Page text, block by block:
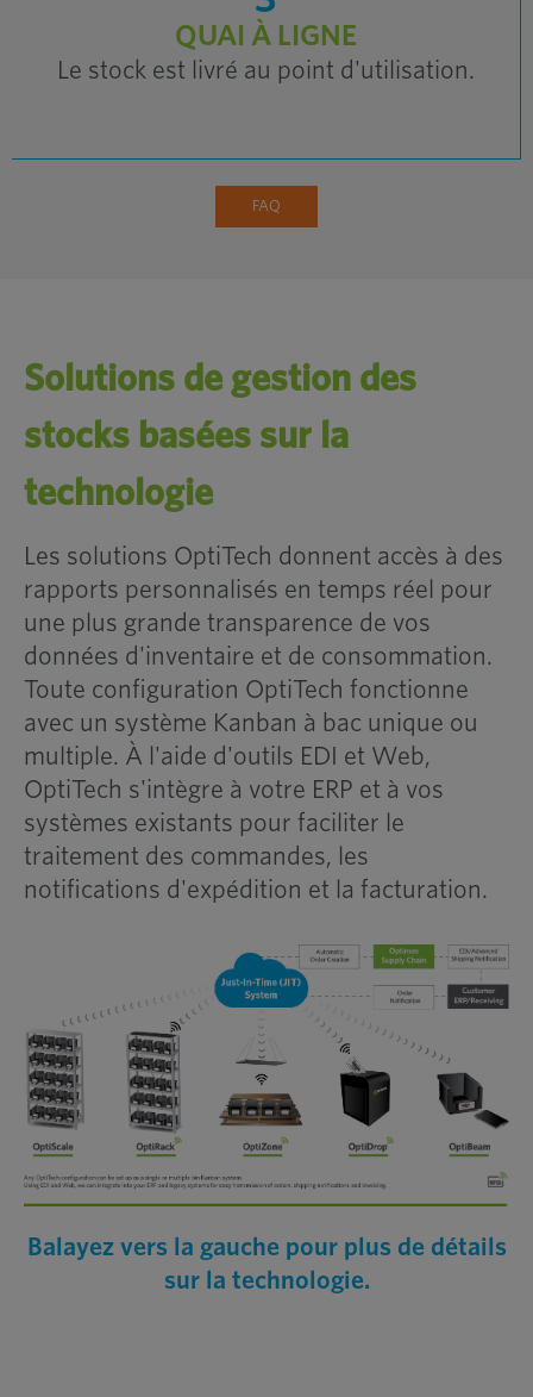
QUAI À LIGNE
Le stock est livré au point d'utilisation.
FAQ
Solutions de gestion des
stocks basées sur la
technologie
Les solutions OptiTech donnent accès à des
rapports personnalisés en temps réel pour
une plus grande transparence de vos
données d'inventaire et de consommation.
Toute configuration OptiTech fonctionne
avec un système Kanban à bac unique ou
multiple. À l'aide d'outils EDI et Web,
OptiTech s'intègre à votre ERP et à vos
systèmes existants pour faciliter le
traitement des commandes, les
notifications d'expédition et la facturation.
Balayez vers la gauche pour plus de détails
sur la technologie.